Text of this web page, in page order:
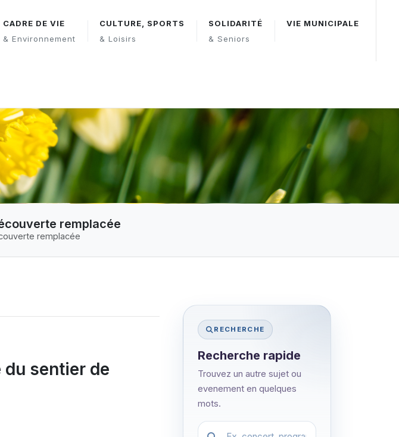
CADRE DE VIE
& Environnement
CULTURE, SPORTS
& Loisirs
SOLIDARITÉ
& Seniors
VIE MUNICIPALE
remplacée
remplacée
sentier de
RECHERCHE
Recherche rapide
Trouvez un autre sujet ou
evenement en quelques
mots.
Festival.article.hiddenLabel